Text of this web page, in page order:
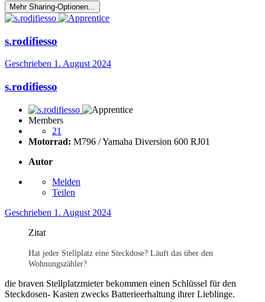
Mehr Sharing-Optionen...
s.rodifiesso
Geschrieben 1. August 2024
s.rodifiesso
Members
21
Motorrad: M796 / Yamaha Diversion 600 RJ01
Autor
Melden
Teilen
Geschrieben 1. August 2024
Zitat
Hat jeder Stellplatz eine Steckdose? Läuft das über den
Wohnungszähler?
die braven Stellplatzmieter bekommen einen Schlüssel für den
Steckdosen- Kasten zwecks Batterieerhaltung ihrer Lieblinge.